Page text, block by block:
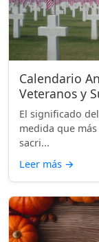
Calendario
Veteranos y
El significado
medida que
sacri...
Leer más →